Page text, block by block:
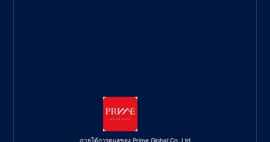
ภายใต้การดูแลของ Prime Global Co.,Ltd